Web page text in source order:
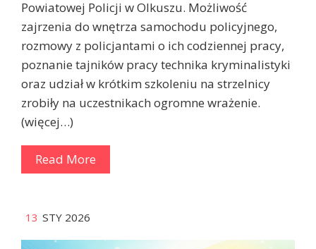
Powiatowej Policji w Olkuszu. Możliwość
zajrzenia do wnętrza samochodu policyjnego,
rozmowy z policjantami o ich codziennej pracy,
poznanie tajników pracy technika kryminalistyki
oraz udział w krótkim szkoleniu na strzelnicy
zrobiły na uczestnikach ogromne wrażenie.
(więcej…)
Read More
13 STY 2026